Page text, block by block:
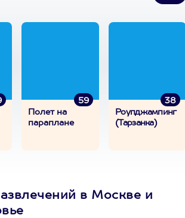
59
Полет на
параплане
38
Роупджампинг
(Тарзанка)
в Москве и